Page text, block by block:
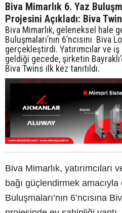
Biva Mimarlık 6. Yaz
Projesini Açıkladı: Biva
Biva Mimarlık, geleneksel hale
Buluşmaları’nın 6’ncısını
gerçekleştirdi. Yatırımcılar ve
geldiği gecede, şirketin
Biva Twins ilk kez tanıtıldı.
Biva Mimarlık, yatırımcıları
bağı güçlendirmek
Buluşmaları’nın 6’ncısına